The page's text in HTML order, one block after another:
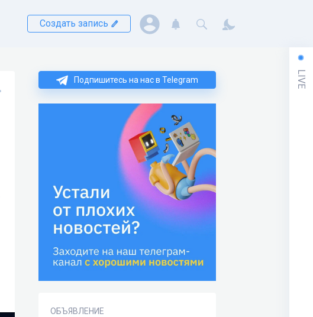
Создать запись
Подпишитесь на нас в Telegram
ОБЪЯВЛЕНИЕ
LIVE